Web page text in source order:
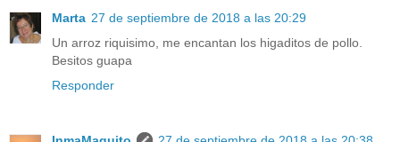
Marta 27 de septiembre de 2018 a las 20:29
Un arroz riquisimo, me encantan los higaditos de pollo.
Besitos guapa
Responder